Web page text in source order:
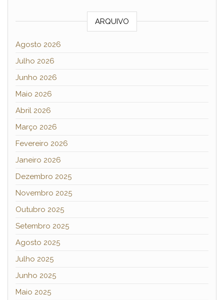
ARQUIVO
Agosto 2026
Julho 2026
Junho 2026
Maio 2026
Abril 2026
Março 2026
Fevereiro 2026
Janeiro 2026
Dezembro 2025
Novembro 2025
Outubro 2025
Setembro 2025
Agosto 2025
Julho 2025
Junho 2025
Maio 2025